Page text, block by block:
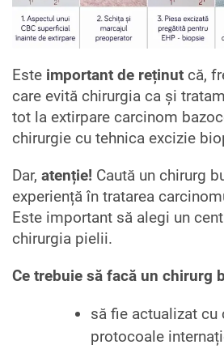
Este important de reținut că,
care evită chirurgia ca și
tot la extirpare carcinom
chirurgie cu tehnica excizie
Dar, atenție! Caută un chirurg
experiență în tratarea
Este important să alegi un
chirurgia pielii.
Ce trebuie să facă un chirurg
să fie actualizat cu
protocoale